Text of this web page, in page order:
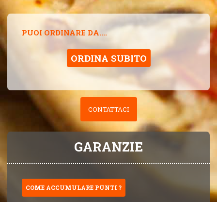
PUOI ORDINARE DA....
ORDINA SUBITO
CONTATTACI
GARANZIE
COME ACCUMULARE PUNTI ?